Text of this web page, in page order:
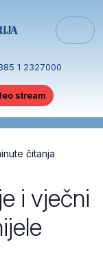
1 2327000
stream
čitanja
i vječni